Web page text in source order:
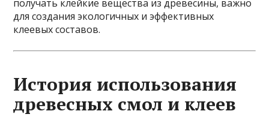
получать клейкие вещества из древесины, важно
для создания экологичных и эффективных
клеевых составов.
История использования
древесных смол и клеев